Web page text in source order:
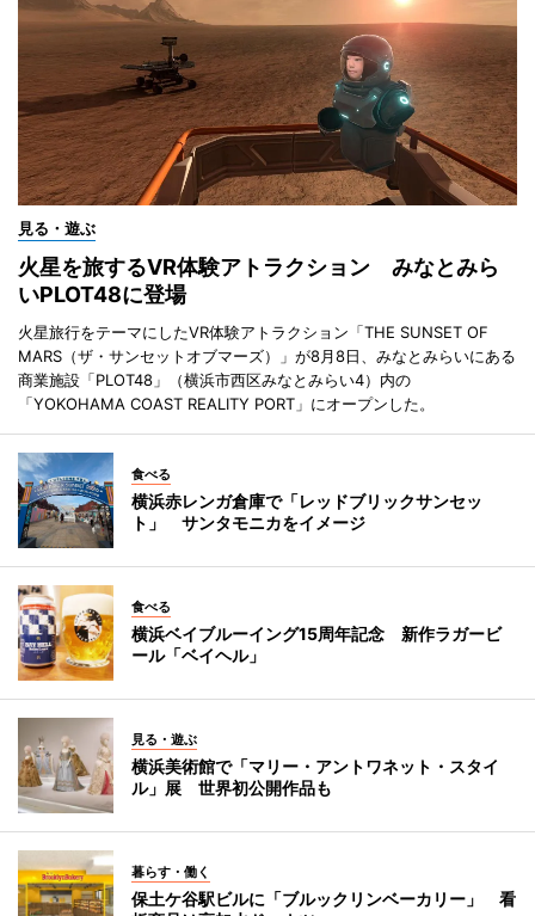
見る・遊ぶ
火星を旅するVR体験アトラクション みなとみら
いPLOT48に登場
火星旅行をテーマにしたVR体験アトラクション「THE SUNSET OF
MARS（ザ・サンセットオブマーズ）」が8月8日、みなとみらいにある
商業施設「PLOT48」（横浜市西区みなとみらい4）内の
「YOKOHAMA COAST REALITY PORT」にオープンした。
食べる
横浜赤レンガ倉庫で「レッドブリックサンセッ
ト」 サンタモニカをイメージ
食べる
横浜ベイブルーイング15周年記念 新作ラガービ
ール「ベイヘル」
見る・遊ぶ
横浜美術館で「マリー・アントワネット・スタイ
ル」展 世界初公開作品も
暮らす・働く
保土ケ谷駅ビルに「ブルックリンベーカリー」 看